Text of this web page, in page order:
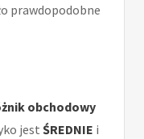
prawdopodobne
obchodowy
jestŚREDNIE i